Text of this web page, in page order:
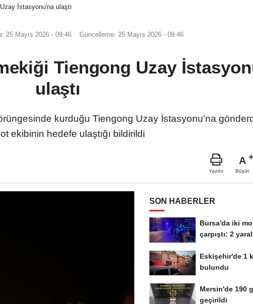
İstasyonu'na ulaştı
25 Mayıs 2026 - 09:46 Güncelleme: 25 Mayıs 2026 - 09:46
Tiengong Uzay
ulaştı
kurduğu Tiengong Uzay İstasyonu'na
ekibinin hedefe ulaştığı bildirildi
Yazdır
A
Büyüt
SON HABERLER
Bursa'da iki
çarpıştı: 2
Eskişehir'de 1
bulundu
Mersin'de 190
geçirildi